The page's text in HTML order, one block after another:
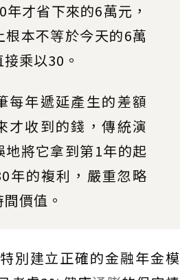
年才省下來的6萬元，
根本不等於今天的6萬
乘以30。
每年遞延產生的差額
才收到的錢，傳統演
地將它拿到第1年的起
年的複利，嚴重忽略
價值。
別建立正確的金融年金模